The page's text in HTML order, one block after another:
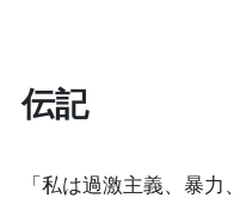
伝記
「私は過激主義、暴力